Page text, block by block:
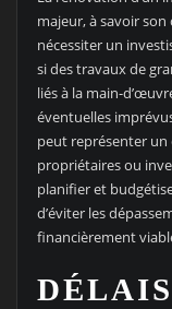
majeur, à savoir
nécessiter un
si des travaux de
liés à la main-
éventuelles
peut représenter
propriétaires ou
planifier et
d’éviter les
financièrement